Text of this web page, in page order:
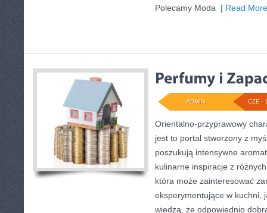
Polecamy Moda [ Read
CZE -
ADMIN
Orientalno-przyprawowy
jest to portal stworzony z
poszukują intensywne
kulinarne inspiracje z
która może zainteresować
eksperymentujące w kuchni,
wiedzą, że odpowiednio